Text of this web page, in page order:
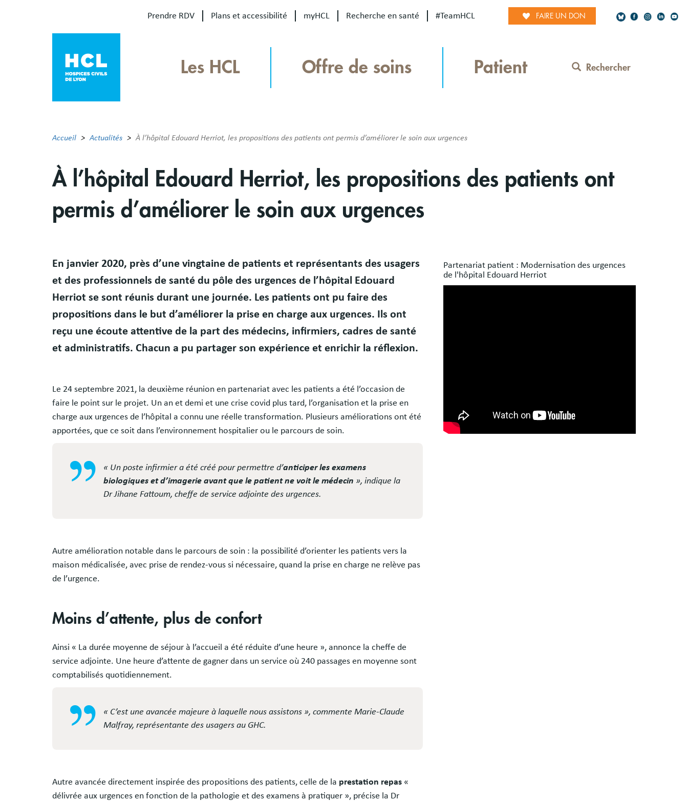
Prendre RDV Plans et accessibilité myHCL Recherche en santé #TeamHCL FAIRE UN DON
Network
Les HCL Offre de soins Patient Rechercher
Accueil Actualités À l’hôpital Edouard Herriot, les propositions des patients ont permis d’améliorer le soin aux urgences
À l’hôpital Edouard Herriot, les propositions des patients ont
permis d’améliorer le soin aux urgences
En janvier 2020, près d’une vingtaine de patients et représentants des usagers
et des professionnels de santé du pôle des urgences de l’hôpital Edouard
Herriot se sont réunis durant une journée. Les patients ont pu faire des
propositions dans le but d’améliorer la prise en charge aux urgences. Ils ont
reçu une écoute attentive de la part des médecins, infirmiers, cadres de santé
et administratifs. Chacun a pu partager son expérience et enrichir la réflexion.
Le 24 septembre 2021, la deuxième réunion en partenariat avec les patients a été l’occasion de
faire le point sur le projet. Un an et demi et une crise covid plus tard, l’organisation et la prise en
charge aux urgences de l’hôpital a connu une réelle transformation. Plusieurs améliorations ont été
apportées, que ce soit dans l’environnement hospitalier ou le parcours de soin.
« Un poste infirmier a été créé pour permettre d’anticiper les examens
biologiques et d’imagerie avant que le patient ne voit le médecin », indique la
Dr Jihane Fattoum, cheffe de service adjointe des urgences.
Autre amélioration notable dans le parcours de soin : la possibilité d’orienter les patients vers la
maison médicalisée, avec prise de rendez-vous si nécessaire, quand la prise en charge ne relève pas
de l’urgence.
Moins d’attente, plus de confort
Ainsi « La durée moyenne de séjour à l’accueil a été réduite d’une heure », annonce la cheffe de
service adjointe. Une heure d’attente de gagner dans un service où 240 passages en moyenne sont
comptabilisés quotidiennement.
« C’est une avancée majeure à laquelle nous assistons », commente Marie-Claude
Malfray, représentante des usagers au GHC.
Autre avancée directement inspirée des propositions des patients, celle de la prestation repas «
délivrée aux urgences en fonction de la pathologie et des examens à pratiquer », précise la Dr
Blocs
libres
Partenariat patient : Modernisation des urgences
de l'hôpital Edouard Herriot